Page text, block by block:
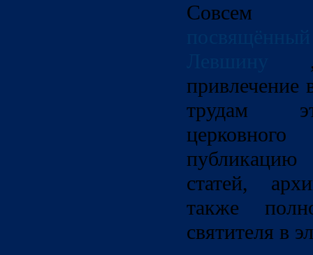
Совсем
,
привлечение
трудам
статей,
также
святителя в